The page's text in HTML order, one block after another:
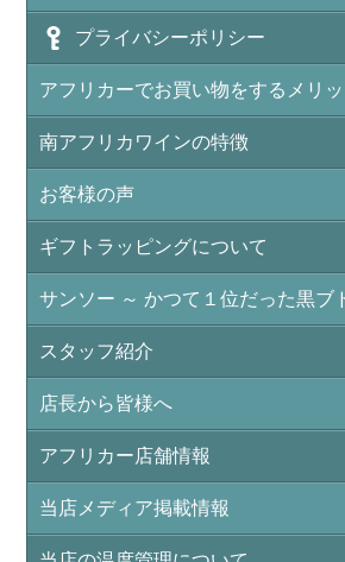
プライバシーポリシー
アフリカーでお買い物をするメリ
南アフリカワインの特徴
お客様の声
ギフトラッピングについて
サンソー ～ かつて１位だった黒ブ
スタッフ紹介
店長から皆様へ
アフリカー店舗情報
当店メディア掲載情報